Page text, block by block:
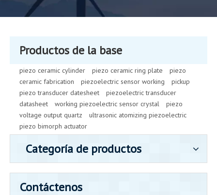
Productos de la base
piezo ceramic cylinder piezo ceramic ring plate
piezo
ceramic fabrication
piezoelectric sensor working
pickup
piezo transducer datesheet
piezoelectric transducer
datasheet
working piezoelectric sensor crystal
piezo
voltage output quartz
ultrasonic atomizing piezoelectric
piezo bimorph actuator
Categoría de productos
Contáctenos